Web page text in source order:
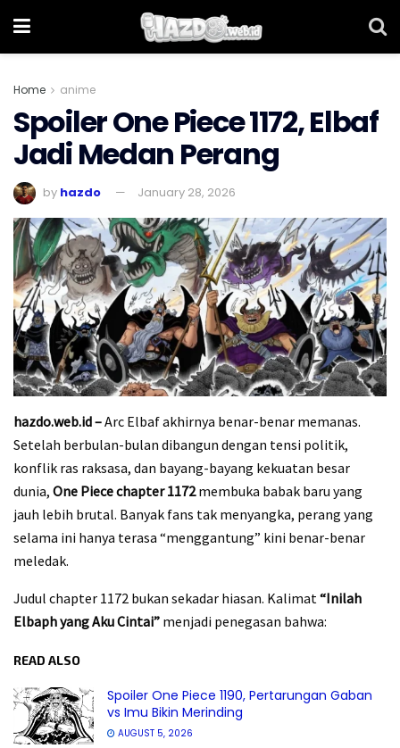
Home anime
Spoiler One Piece 1172, Elbaf
Jadi Medan Perang
by hazdo January 28, 2026
hazdo.web.id –Arc Elbaf akhirnya benar-benar memanas.
Setelah berbulan-bulan dibangun dengan tensi politik,
konflik ras raksasa, dan bayang-bayang kekuatan besar
dunia, One Piece chapter 1172membuka babak baru yang
jauh lebih brutal. Banyak fans tak menyangka, perang yang
selama ini hanya terasa “menggantung” kini benar-benar
meledak.
Judul chapter 1172 bukan sekadar hiasan. Kalimat “Inilah
Elbaph yang Aku Cintai” menjadi penegasan bahwa:
READ ALSO
Spoiler One Piece 1190, Pertarungan Gaban
vs Imu Bikin Merinding
AUGUST 5, 2026